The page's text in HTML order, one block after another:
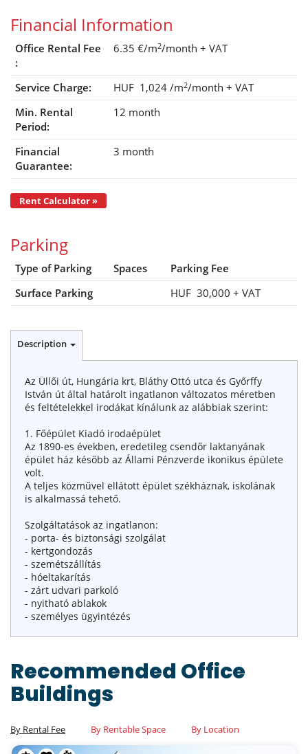
Financial Information
Office Rental Fee
:
6.35 €/m2/month + VAT
Service Charge: HUF 1,024 /m2/month + VAT
Min. Rental
Period:
12 month
Financial
Guarantee:
3 month
Rent Calculator »
Parking
Type of Parking Spaces
Parking Fee
Surface Parking
HUF 30,000 + VAT
Description
Az Üllői út, Hungária krt, Bláthy Ottó utca és Győrffy
István út által határolt ingatlanon változatos méretben
és feltételekkel irodákat kínálunk az alábbiak szerint:
1. Főépület Kiadó irodaépület
Az 1890-es években, eredetileg csendőr laktanyának
épület ház később az Állami Pénzverde ikonikus épülete
volt.
A teljes közművel ellátott épület székháznak, iskolának
is alkalmassá tehető.
Szolgáltatások az ingatlanon:
- porta- és biztonsági szolgálat
- kertgondozás
- szemétszállítás
- hóeltakarítás
- zárt udvari parkoló
- nyitható ablakok
- személyes ügyintézés
Recommended Office
Buildings
By Rental Fee By Rentable Space By Location